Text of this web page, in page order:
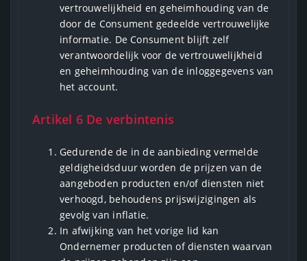
vertrouwelijkheid en geheimhouding van de
door de Consument gedeelde vertrouwelijke
informatie. De Consument blijft zelf
verantwoordelijk voor de vertrouwelijkheid
en geheimhouding van de inloggegevens van
het account.
Artikel 6 De verbintenis
Gedurende de in de aanbieding vermelde
geldigheidsduur worden de prijzen van de
aangeboden producten en/of diensten niet
verhoogd, behoudens prijswijzigingen als
gevolg van inflatie.
In afwijking van het vorige lid kan
Ondernemer producten of diensten waarvan